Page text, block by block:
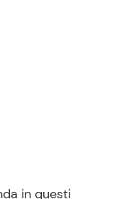
in questi